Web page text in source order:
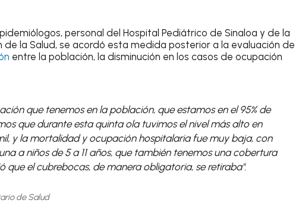
personal del Hospital Pediátrico de Sinaloa y de la
de la Salud, se acordó esta medida posterior a la evaluación de
entre la población, la disminución en los casos de ocupación
que tenemos en la población, que estamos en el 95% de
que durante esta quinta ola tuvimos el nivel más alto en
y la mortalidad y ocupación hospitalaria fue muy baja, con
a niños de 5 a 11 años, que también tenemos una cobertura
que el cubrebocas, de manera obligatoria, se retiraba".
de Salud